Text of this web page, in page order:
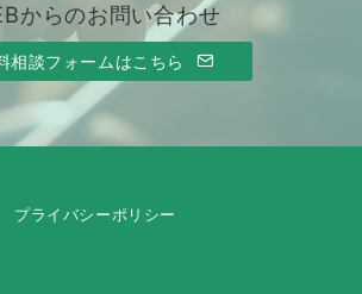
からのお問い合わせ
相談フォームはこちら
プライバシーポリシー